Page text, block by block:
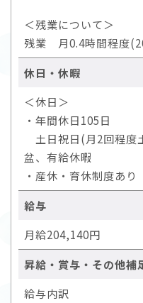
＜残業について＞
残業 月0.4時間程度
休日・休暇
＜休日＞
・年間休日105日
土日祝日(月2回程度
盆、有給休暇
・産休・育休制度あり
給与
月給204,140円
昇給・賞与・その他補
給与内訳